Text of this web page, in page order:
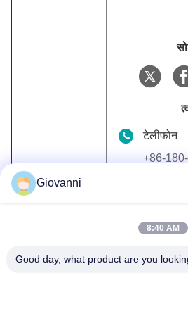
टेलीफोन
+86-
पता
भवन 13,
Giovanni
8:40 AM
Good day, what product are you